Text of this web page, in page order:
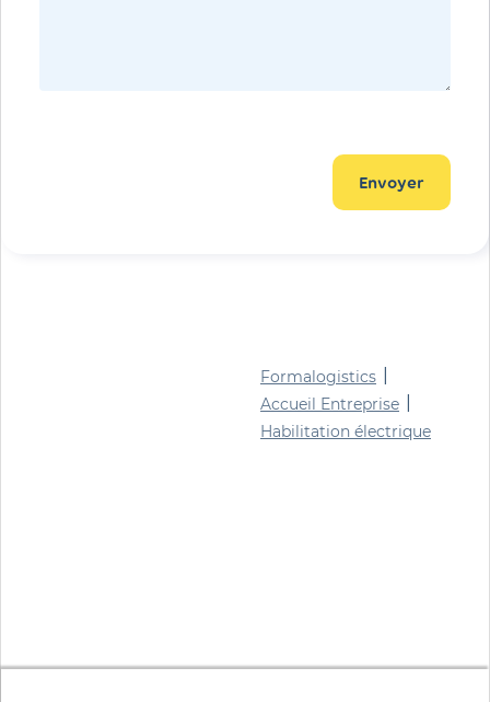
Formalogistics
Accueil Entreprise
Habilitation électrique
Envoyer